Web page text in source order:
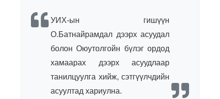
УИХ-ын гишүүн
О.Батнайрамдал дээрх асуудал
болон Оюутолгойн бүлэг ордод
хамаарах дээрх асуудлаар
танилцуулга хийж, сэтгүүлчдийн
асуултад хариулна.